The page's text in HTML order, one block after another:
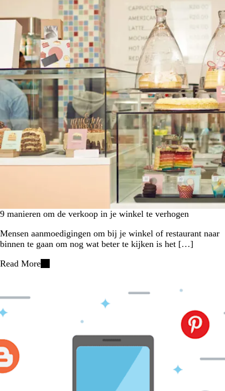
9 manieren om de verkoop in je winkel te verhogen
Mensen aanmoedigingen om bij je winkel of restaurant naar
binnen te gaan om nog wat beter te kijken is het […]
Read More